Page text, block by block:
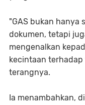
"GAS bukan hanya
dokumen, tetapi
mengenalkan
kecintaan terhadap
terangnya.
Ia menambahkan,